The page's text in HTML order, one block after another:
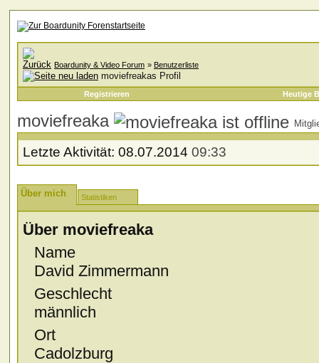
Boardunity & Video Forum » Benutzerliste
moviefreakas Profil
Registrieren Heutige
moviefreaka
Letzte Aktivität: 08.07.2014 09:33
Über mich Statistiken
Über moviefreaka
Name
David Zimmermann
Geschlecht
männlich
Ort
Cadolzburg